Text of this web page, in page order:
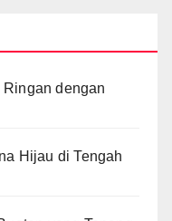
dengan
Hijau di Tengah